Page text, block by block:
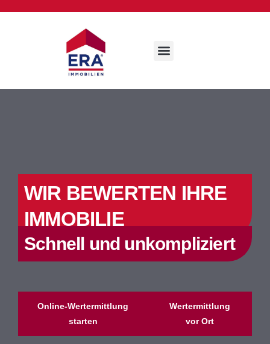
WIR BEWERTEN IHRE
IMMOBILIE
Schnell und unkompliziert
Online-Wertermittlung
starten
Wertermittlung
vor Ort